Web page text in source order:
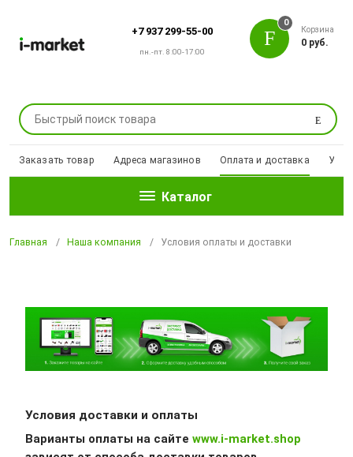
+7 937 299-55-00
пн.-пт. 8:00-17:00
Поиск
0
Корзина
0 руб.
Заказать товар Адреса магазинов Оплата и доставка
Каталог
Главная Наша компания Условия оплаты и доставки
Условия доставки и оплаты
Варианты оплаты на сайтеwww.i-market.shop